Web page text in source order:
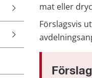
mat eller
Förslagsvis